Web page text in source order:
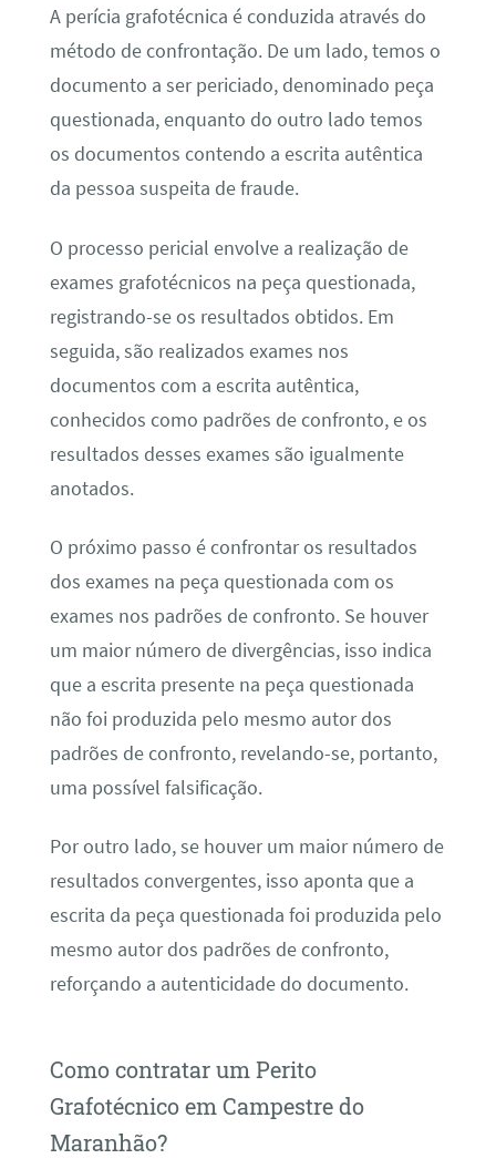
A perícia grafotécnica é conduzida através do
método de confrontação. De um lado, temos o
documento a ser periciado, denominado peça
questionada, enquanto do outro lado temos
os documentos contendo a escrita autêntica
da pessoa suspeita de fraude.
O processo pericial envolve a realização de
exames grafotécnicos na peça questionada,
registrando-se os resultados obtidos. Em
seguida, são realizados exames nos
documentos com a escrita autêntica,
conhecidos como padrões de confronto, e os
resultados desses exames são igualmente
anotados.
O próximo passo é confrontar os resultados
dos exames na peça questionada com os
exames nos padrões de confronto. Se houver
um maior número de divergências, isso indica
que a escrita presente na peça questionada
não foi produzida pelo mesmo autor dos
padrões de confronto, revelando-se, portanto,
uma possível falsificação.
Por outro lado, se houver um maior número de
resultados convergentes, isso aponta que a
escrita da peça questionada foi produzida pelo
mesmo autor dos padrões de confronto,
reforçando a autenticidade do documento.
Como contratar um Perito
Grafotécnico em Campestre do
Maranhão?